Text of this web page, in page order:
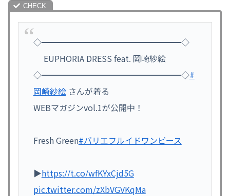
◇━━━━━━━━━━━━━━━━━◇
EUPHORIA DRESS feat. 岡崎紗絵
◇━━━━━━━━━━━━━━━━━◇#
岡崎紗絵さんが着る
WEBマガジンvol.1が公開中！
Fresh Green#バリエフルイドワンピース
▶https://t.co/wfKYxCjd5G
pic.twitter.com/zXbVGVKqMa